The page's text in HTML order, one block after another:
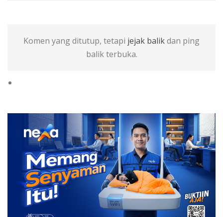
Komen yang ditutup, tetapi jejak balikdan ping
balik terbuka.